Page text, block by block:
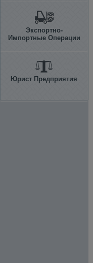
Экспортно-
Импортные Операции
Юрист Предприятия